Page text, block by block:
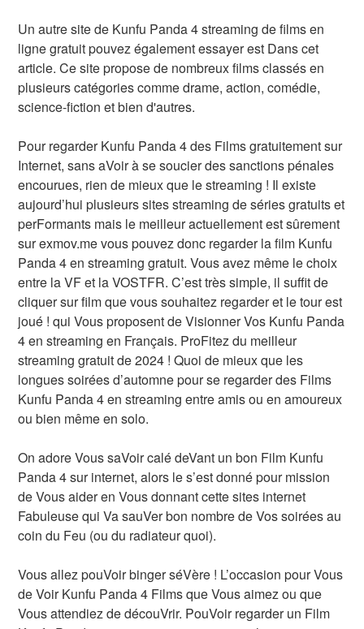
Un autre site de Kunfu Panda 4 streaming de films en
ligne gratuit pouvez également essayer est Dans cet
article. Ce site propose de nombreux films classés en
plusieurs catégories comme drame, action, comédie,
science-fiction et bien d'autres.
Pour regarder Kunfu Panda 4 des Films gratuitement sur
Internet, sans aVoir à se soucier des sanctions pénales
encourues, rien de mieux que le streaming ! Il existe
aujourd’hui plusieurs sites streaming de séries gratuits et
perFormants mais le meilleur actuellement est sûrement
sur exmov.me vous pouvez donc regarder la film Kunfu
Panda 4 en streaming gratuit. Vous avez même le choix
entre la VF et la VOSTFR. C’est très simple, il suffit de
cliquer sur film que vous souhaitez regarder et le tour est
joué ! qui Vous proposent de Visionner Vos Kunfu Panda
4 en streaming en Français. ProFitez du meilleur
streaming gratuit de 2024 ! Quoi de mieux que les
longues soirées d’automne pour se regarder des Films
Kunfu Panda 4 en streaming entre amis ou en amoureux
ou bien même en solo.
On adore Vous saVoir calé deVant un bon Film Kunfu
Panda 4 sur internet, alors le s’est donné pour mission
de Vous aider en Vous donnant cette sites internet
Fabuleuse qui Va sauVer bon nombre de Vos soirées au
coin du Feu (ou du radiateur quoi).
Vous allez pouVoir binger séVère ! L’occasion pour Vous
de Voir Kunfu Panda 4 Films que Vous aimez ou que
Vous attendiez de découVrir. PouVoir regarder un Film